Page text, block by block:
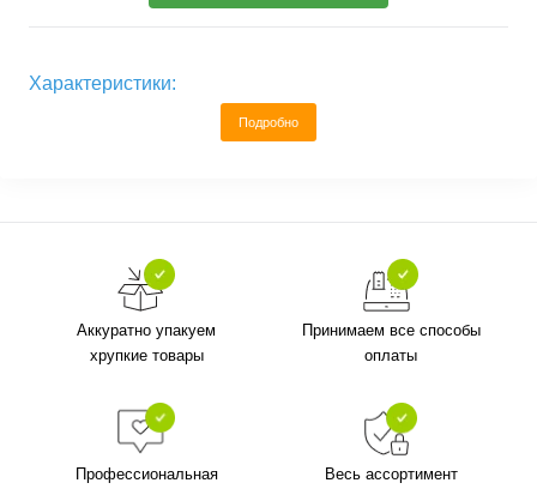
Характеристики:
Подробно
Аккуратно упакуем
хрупкие товары
Принимаем все способы
оплаты
Профессиональная
Весь ассортимент